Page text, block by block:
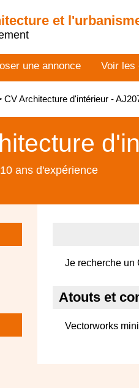
et
une annonce Voir les
CV Architecture d'intérieur -
ans d'expérience
Je recherche un
Atouts et
Vectorworks